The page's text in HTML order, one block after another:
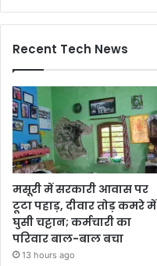
Recent Tech News
मसूरी में सरकारी आवास पर
टूटा पहाड़, दीवार तोड़ कमरे में
घुसी चट्टान; कर्मचारी का
परिवार बाल-बाल बचा
13 hours ago